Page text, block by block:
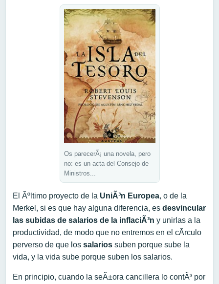
Os parecerÃ¡ una novela, pero
no: es un acta del Consejo de
Ministros...
El Ãºltimo proyecto de la UniÃ³n Europea, o de la
Merkel, si es que hay alguna diferencia, es desvincular
las subidas de salarios de la inflaciÃ³n y unirlas a la
productividad, de modo que no entremos en el cÃ­rculo
perverso de que los salarios suben porque sube la
vida, y la vida sube porque suben los salarios.
En principio, cuando la seÃ±ora cancillera lo contÃ³ por